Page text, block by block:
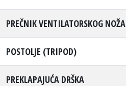
PREČNIK VENTILATORSKOG NOŽA
POSTOLJE (TRIPOD)
PREKLAPAJUĆA DRŠKA